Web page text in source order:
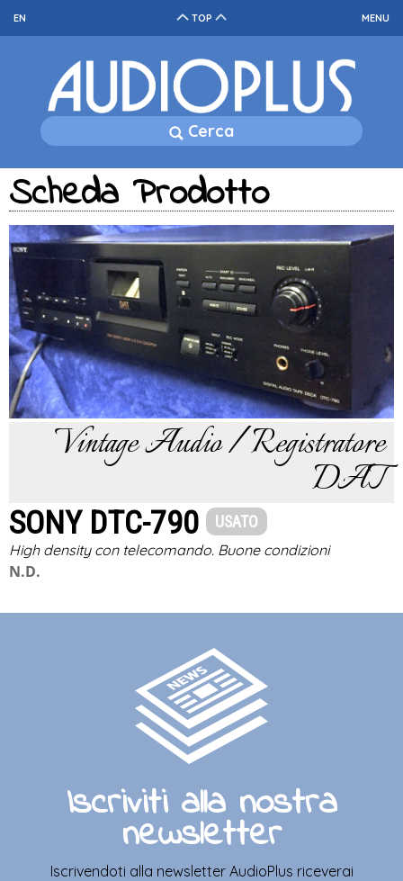
TOP MENU
EN
Cerca
Scheda Prodotto
Vintage Audio / Registratore
DAT
SONY DTC-790 USATO
High density con telecomando. Buone condizioni
N.D.
Iscriviti alla nostra
newsletter
Iscrivendoti alla newsletter AudioPlus riceverai